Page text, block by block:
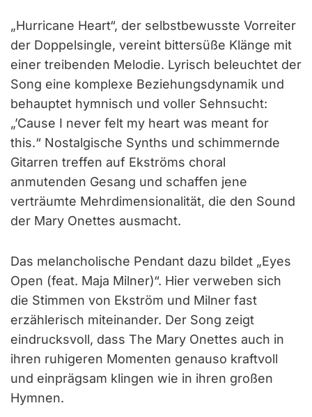
„Hurricane Heart“, der selbstbewusste Vorreiter
der Doppelsingle, vereint bittersüße Klänge mit
einer treibenden Melodie. Lyrisch beleuchtet der
Song eine komplexe Beziehungsdynamik und
behauptet hymnisch und voller Sehnsucht:
„’Cause I never felt my heart was meant for
this.“ Nostalgische Synths und schimmernde
Gitarren treffen auf Ekströms choral
anmutenden Gesang und schaffen jene
verträumte Mehrdimensionalität, die den Sound
der Mary Onettes ausmacht.
Das melancholische Pendant dazu bildet „Eyes
Open (feat. Maja Milner)“. Hier verweben sich
die Stimmen von Ekström und Milner fast
erzählerisch miteinander. Der Song zeigt
eindrucksvoll, dass The Mary Onettes auch in
ihren ruhigeren Momenten genauso kraftvoll
und einprägsam klingen wie in ihren großen
Hymnen.